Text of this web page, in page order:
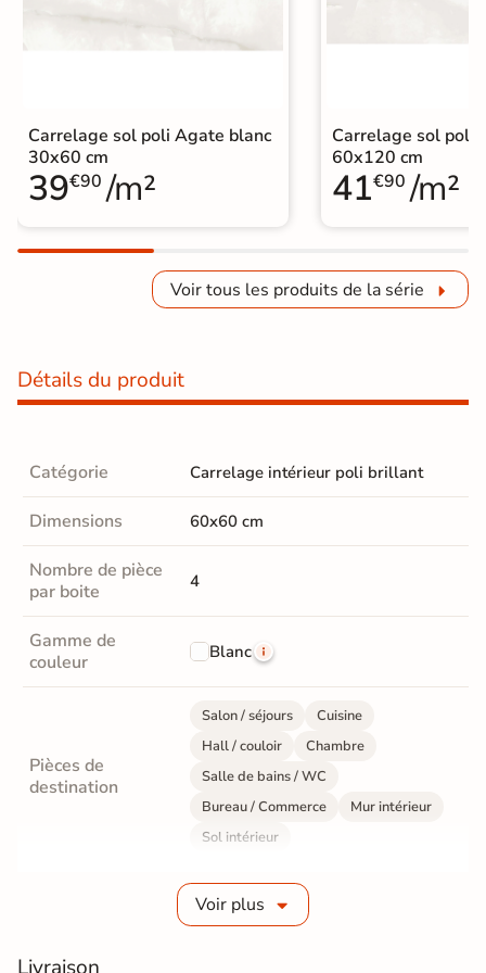
Carrelage sol poli Agate blanc
30x60 cm
39€90 /m²
Carrelage sol poli
60x120 cm
41€90 /m²
Voir tous les produits de la série
Détails du produit
Catégorie Carrelage intérieur poli brillant
Dimensions 60x60 cm
Nombre de pièce
par boite
4
Gamme de
couleur
Blanc
Pièces de
destination
Salon / séjours
Cuisine
Hall / couloir
Chambre
Salle de bains / WC
Bureau / Commerce
Mur intérieur
Sol intérieur
Grès cérame émaillé
Voir plus